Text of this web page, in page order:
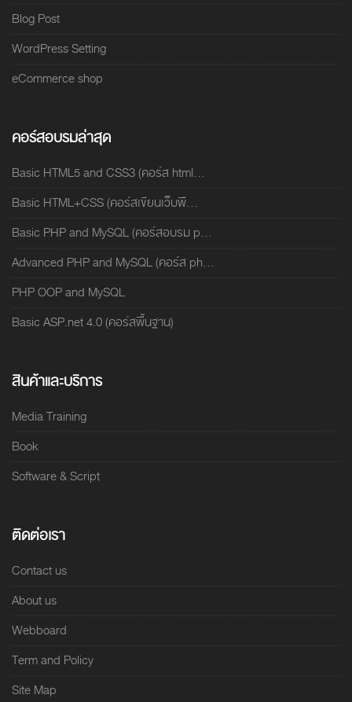
Blog Post
WordPress Setting
eCommerce shop
คอร์สอบรมล่าสุด
Basic HTML5 and CSS3 (คอร์ส html...
Basic HTML+CSS (คอร์สเขียนเว็บพื...
Basic PHP and MySQL (คอร์สอบรม p...
Advanced PHP and MySQL (คอร์ส ph...
PHP OOP and MySQL
Basic ASP.net 4.0 (คอร์สพื้นฐาน)
สินค้าและบริการ
Media Training
Book
Software & Script
ติดต่อเรา
Contact us
About us
Webboard
Term and Policy
Site Map